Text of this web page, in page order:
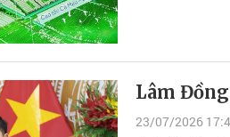
Lâm
23/07/2026